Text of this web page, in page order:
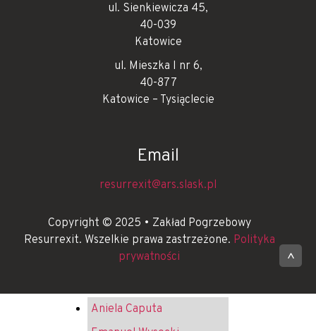
ul. Sienkiewicza 45,
40-039
Katowice
ul. Mieszka I nr 6,
40-877
Katowice – Tysiąclecie
Email
resurrexit@ars.slask.pl
Copyright © 2025 • Zakład Pogrzebowy
Resurrexit. Wszelkie prawa zastrzeżone. Polityka
prywatności
^
Aniela Caputa